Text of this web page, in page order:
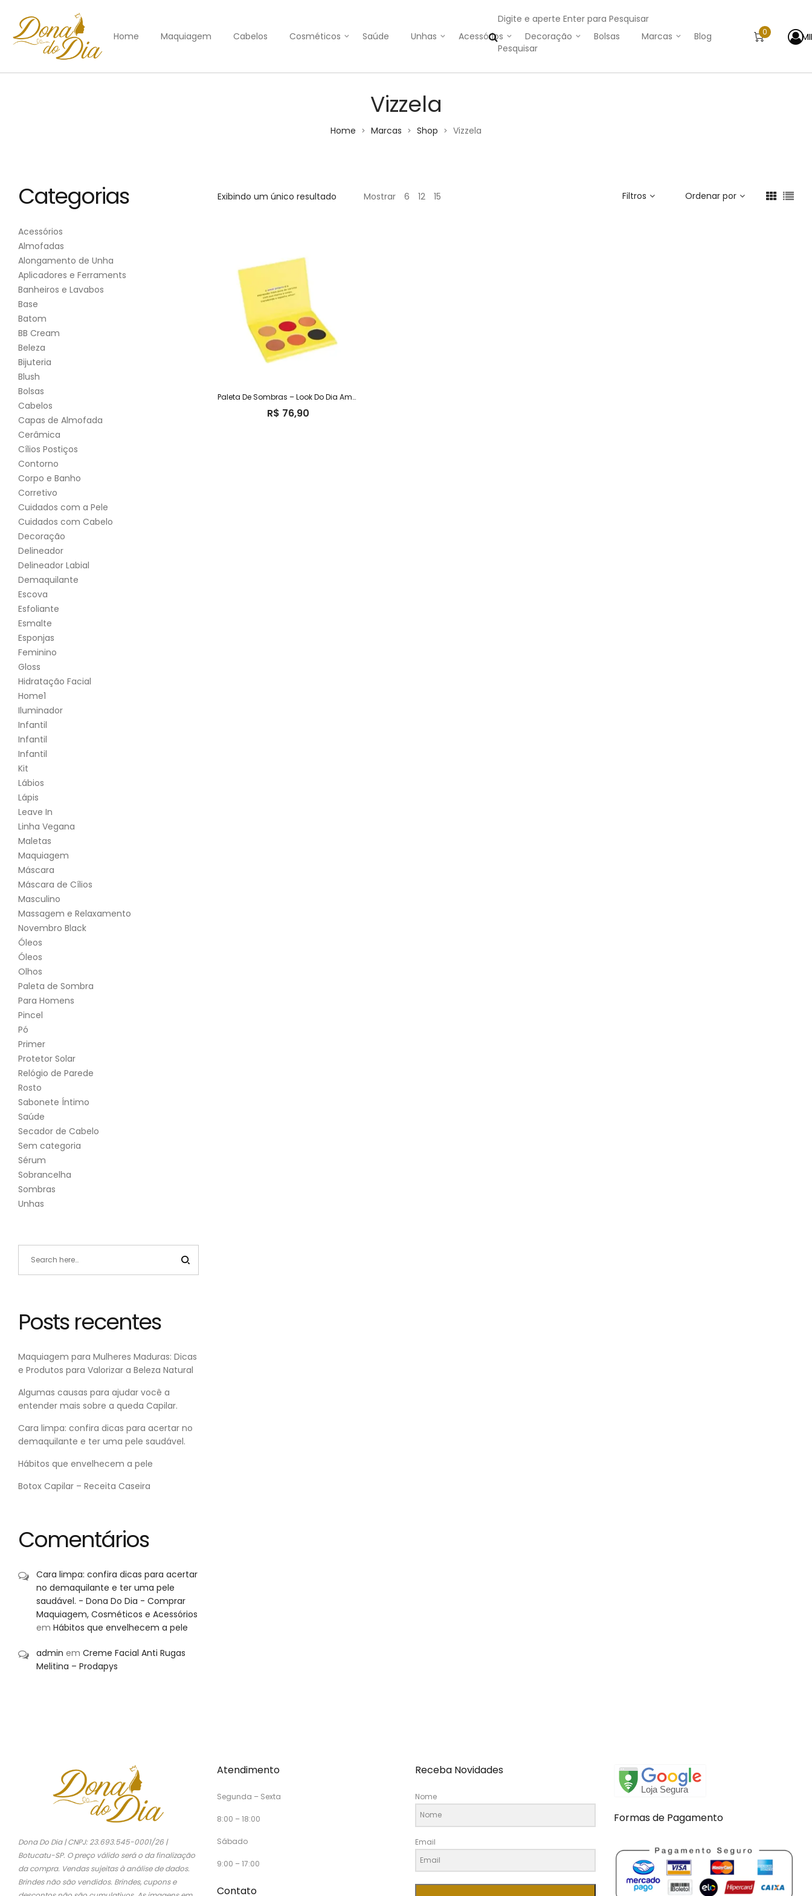
Home Maquiagem Cabelos Cosméticos Saúde Unhas Acessórios Decoração Bolsas Marcas Blog
Digite e aperte Enter para Pesquisar
0
Vizzela
Home > Marcas > Shop > Vizzela
Exibindo um único resultado Mostrar 6 12 15 Filtros Ordenar por
Paleta De Sombras – Look Do Dia Amor Próprio – Vizzela
R$ 76,90
Categorias
Acessórios
Almofadas
Alongamento de Unha
Aplicadores e Ferraments
Banheiros e Lavabos
Base
Batom
BB Cream
Beleza
Bijuteria
Blush
Bolsas
Cabelos
Capas de Almofada
Cerâmica
Cílios Postiços
Contorno
Corpo e Banho
Corretivo
Cuidados com a Pele
Cuidados com Cabelo
Decoração
Delineador
Delineador Labial
Demaquilante
Escova
Esfoliante
Esmalte
Esponjas
Feminino
Gloss
Hidratação Facial
Home1
Iluminador
Infantil
Infantil
Infantil
Kit
Lábios
Lápis
Leave In
Linha Vegana
Maletas
Maquiagem
Máscara
Máscara de Cílios
Masculino
Massagem e Relaxamento
Novembro Black
Óleos
Óleos
Olhos
Paleta de Sombra
Para Homens
Pincel
Pó
Primer
Protetor Solar
Relógio de Parede
Rosto
Sabonete Íntimo
Saúde
Secador de Cabelo
Sem categoria
Sérum
Sobrancelha
Sombras
Unhas
Posts recentes
Maquiagem para Mulheres Maduras: Dicas
e Produtos para Valorizar a Beleza Natural
Algumas causas para ajudar você a
entender mais sobre a queda Capilar.
Cara limpa: confira dicas para acertar no
demaquilante e ter uma pele saudável.
Hábitos que envelhecem a pele
Botox Capilar – Receita Caseira
Comentários
Cara limpa: confira dicas para acertar
no demaquilante e ter uma pele
saudável. - Dona Do Dia - Comprar
Maquiagem, Cosméticos e Acessórios
em Hábitos que envelhecem a pele
admin em Creme Facial Anti Rugas
Melitina – Prodapys
Dona Do Dia | CNPJ: 23.693.545-0001/26 |
Botucatu-SP. O preço válido será o da finalização
da compra. Vendas sujeitas à análise de dados.
Brindes não são vendidos. Brindes, cupons e
Atendimento
Segunda – Sexta
8:00 – 18:00
Sábado
9:00 – 17:00
Contato
Receba Novidades
Nome
Email
Formas de Pagamento